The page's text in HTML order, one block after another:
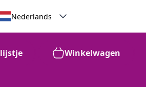
Nederlands
Winkelwagen